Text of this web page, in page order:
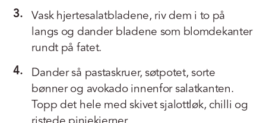
3. Vask hjertesalatbladene, riv dem i to på
langs og dander bladene som blomdekanter
rundt på fatet.
4. Dander så pastaskruer, søtpotet, sorte
bønner og avokado innenfor salatkanten.
Topp det hele med skivet sjalottløk, chilli og